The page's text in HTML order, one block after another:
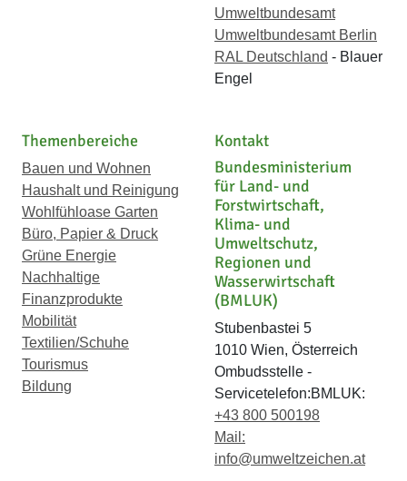
Umweltbundesamt
Umweltbundesamt Berlin
RAL Deutschland - Blauer
Engel
Themenbereiche
Bauen und Wohnen
Haushalt und Reinigung
Wohlfühloase Garten
Büro, Papier & Druck
Grüne Energie
Nachhaltige
Finanzprodukte
Mobilität
Textilien/Schuhe
Tourismus
Bildung
Kontakt
Bundesministerium
für Land- und
Forstwirtschaft,
Klima- und
Umweltschutz,
Regionen und
Wasserwirtschaft
(BMLUK)
Stubenbastei 5
1010 Wien, Österreich
Ombudsstelle -
Servicetelefon:BMLUK:
+43 800 500198
Mail:
info@umweltzeichen.at